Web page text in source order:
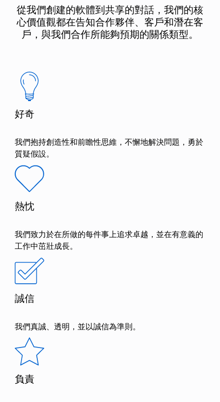
從我們創建的軟體到共享的對話，我們的核
心價值觀都在告知合作夥伴、客戶和潛在客
戶，與我們合作所能夠預期的關係類型。
好奇
我們抱持創造性和前瞻性思維，不懈地解決問題，勇於
質疑假設。
熱忱
我們致力於在所做的每件事上追求卓越，並在有意義的
工作中茁壯成長。
誠信
我們真誠、透明，並以誠信為準則。
負責